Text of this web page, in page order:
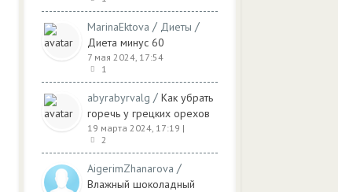
MarinaEktova / Диеты /
Диета минус 60
7 мая 2024, 17:54
1
abyrabyrvalg / Как убрать
горечь у грецких орехов
19 марта 2024, 17:19 |
2
AigerimZhanarova /
Влажный шоколадный